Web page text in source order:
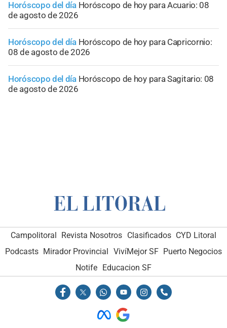
Horóscopo del día Horóscopo de hoy para Acuario: 08
de agosto de 2026
Horóscopo del día Horóscopo de hoy para Capricornio:
08 de agosto de 2026
Horóscopo del día Horóscopo de hoy para Sagitario: 08
de agosto de 2026
Campolitoral Revista Nosotros Clasificados CYD Litoral
Podcasts Mirador Provincial VivíMejor SF Puerto Negocios
Notife Educacion SF